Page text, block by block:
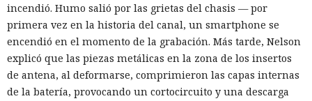
incendió. Humo salió por las grietas del chasis — por
primera vez en la historia del canal, un smartphone se
encendió en el momento de la grabación. Más tarde, Nelson
explicó que las piezas metálicas en la zona de los insertos
de antena, al deformarse, comprimieron las capas internas
de la batería, provocando un cortocircuito y una descarga